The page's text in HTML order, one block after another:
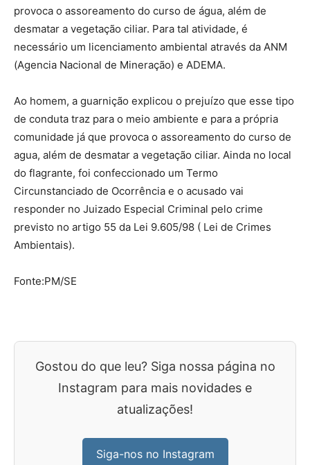
provoca o assoreamento do curso de água, além de
desmatar a vegetação ciliar. Para tal atividade, é
necessário um licenciamento ambiental através da ANM
(Agencia Nacional de Mineração) e ADEMA.
Ao homem, a guarnição explicou o prejuízo que esse tipo
de conduta traz para o meio ambiente e para a própria
comunidade já que provoca o assoreamento do curso de
agua, além de desmatar a vegetação ciliar. Ainda no local
do flagrante, foi confeccionado um Termo
Circunstanciado de Ocorrência e o acusado vai
responder no Juizado Especial Criminal pelo crime
previsto no artigo 55 da Lei 9.605/98 ( Lei de Crimes
Ambientais).
Fonte:PM/SE
Gostou do que leu? Siga nossa página no
Instagram para mais novidades e
atualizações!
Siga-nos no Instagram